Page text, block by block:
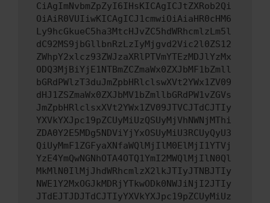
CiAgImNvbmZpZyI6IHsKICAgICJtZXRob2Qi
OiAiR0VUIiwKICAgICJ1cmwiOiAiaHR0cHM6
Ly9hcGkueC5ha3MtcHJvZC5hdWRhcmlzLm5l
dC92MS9jbGllbnRzLzIyMjgvd2Vic2l0ZS12
ZWhpY2xlcz93ZWJzaXRlPTVmYTEzMDJlYzMx
ODQ3MjBiYjE1NTBmZCZmaWx0ZXJbMF1bZmll
bGRdPWlzT3duJmZpbHRlclswXVt2YWx1ZV09
dHJ1ZSZmaWx0ZXJbMV1bZmllbGRdPW1vZGVs
JmZpbHRlclsxXVt2YWx1ZV09JTVCJTdCJTIy
YXVkYXJpc19pZCUyMiUzQSUyMjVhNWNjMThi
ZDA0Y2E5MDg5NDViYjYxOSUyMiU3RCUyQyU3
QiUyMmF1ZGFyaXNfaWQlMjIlM0ElMjI1YTVj
YzE4YmQwNGNhOTA4OTQ1YmI2MWQlMjIlN0Ql
MkMlN0IlMjJhdWRhcmlzX2lkJTIyJTNBJTIy
NWE1Y2MxOGJkMDRjYTkwODk0NWJiNjI2JTIy
JTdEJTJDJTdCJTIyYXVkYXJpc19pZCUyMiUz